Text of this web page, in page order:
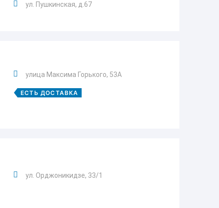
ул. Пушкинская, д.67
улица Максима Горького, 53А
ЕСТЬ ДОСТАВКА
ул. Орджоникидзе, 33/1